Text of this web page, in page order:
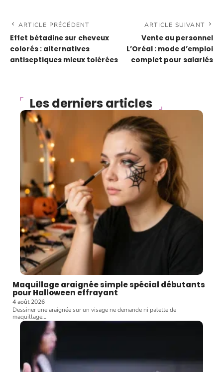
ARTICLE PRÉCÉDENT
Effet bétadine sur cheveux
colorés : alternatives
antiseptiques mieux tolérées
ARTICLE SUIVANT
Vente au personnel
L’Oréal : mode d’emploi
complet pour salariés
Les derniers articles
Maquillage araignée simple spécial débutants
pour Halloween effrayant
4 août 2026
Dessiner une araignée sur un visage ne demande ni palette de
maquillage…